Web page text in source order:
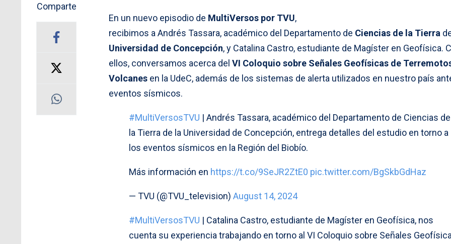
Comparte
En un nuevo episodio de MultiVersos por TVU,
recibimos a Andrés Tassara, académico del Departamento de Ciencias de la Tierra
Universidad de Concepción, y Catalina Castro, estudiante de Magíster en Geofísica.
ellos, conversamos acerca del VI Coloquio sobre Señales Geofísicas de
Volcanes en la UdeC, además de los sistemas de alerta utilizados en nuestro país
eventos sísmicos.
#MultiVersosTVU | Andrés Tassara, académico del Departamento de Ciencias de
la Tierra de la Universidad de Concepción, entrega detalles del estudio en torno a
los eventos sísmicos en la Región del Biobío.
Más información en https://t.co/9SeJR2ZtE0 pic.twitter.com/BgSkbGdHaz
— TVU (@TVU_television) August 14, 2024
#MultiVersosTVU | Catalina Castro, estudiante de Magíster en Geofísica, nos
cuenta su experiencia trabajando en torno al VI Coloquio sobre Señales